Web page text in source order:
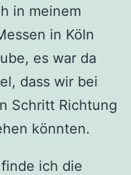
in meinem
in Köln
es war da
dass wir bei
Schritt Richtung
könnten.
ich die